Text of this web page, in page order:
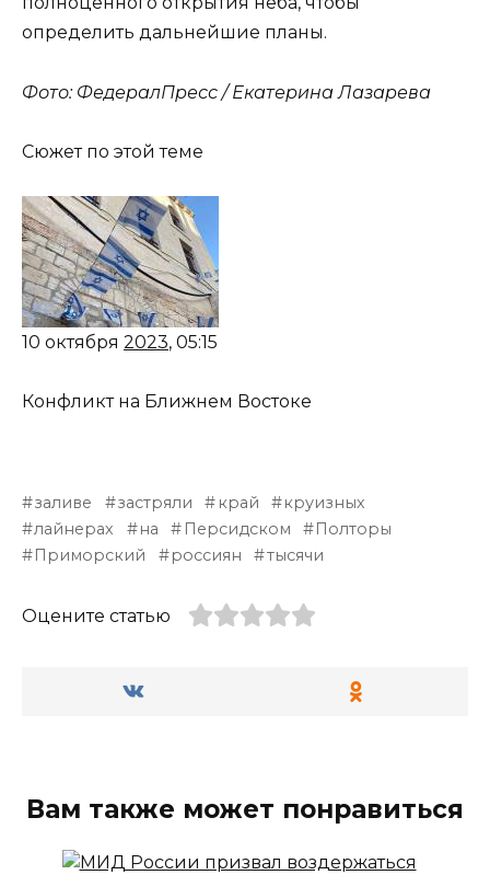
определить дальнейшие планы.
Фото: ФедералПресс / Екатерина Лазарева
Сюжет по этой теме
10 октября 2023, 05:15
Конфликт на Ближнем Востоке
заливе застряли край
круизных
лайнерах
на Персидском
Полторы
Приморский
россиян тысячи
Оцените статью
Вам также может понравиться